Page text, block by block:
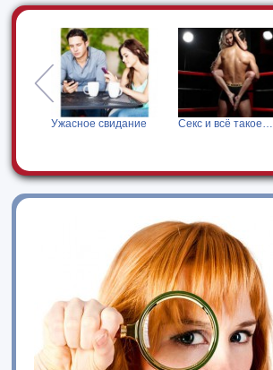
Ужасное свидание Секс и всё такое…